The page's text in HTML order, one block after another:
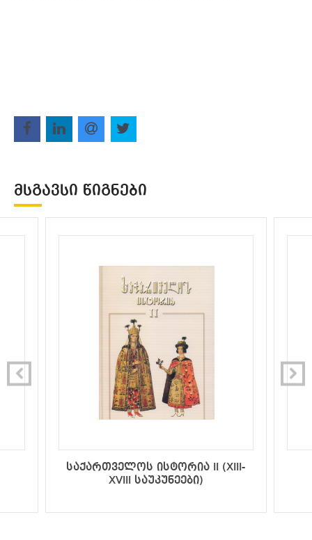
ᲛᲡᲒᲐᲕᲡᲘ ᲬᲘᲒᲜᲔᲑᲘ
საქართველოს ისტორია II (XIII-
XVIII საუკუნეები)